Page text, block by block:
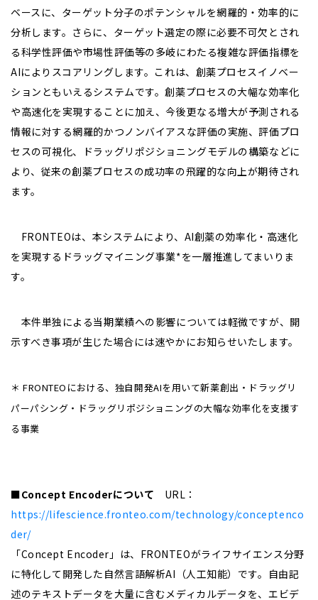
ベースに、ターゲット分子のポテンシャルを網羅的・効率的に
分析します。さらに、ターゲット選定の際に必要不可欠とされ
る科学性評価や市場性評価等の多岐にわたる複雑な評価指標を
AIによりスコアリングします。これは、創薬プロセスイノベー
ションともいえるシステムです。創薬プロセスの大幅な効率化
や高速化を実現することに加え、今後更なる増大が予測される
情報に対する網羅的かつノンバイアスな評価の実施、評価プロ
セスの可視化、ドラッグリポジショニングモデルの構築などに
より、従来の創薬プロセスの成功率の飛躍的な向上が期待され
ます。
FRONTEOは、本システムにより、AI創薬の効率化・高速化
を実現するドラッグマイニング事業*を一層推進してまいりま
す。
本件単独による当期業績への影響については軽微ですが、開
示すべき事項が生じた場合には速やかにお知らせいたします。
＊ FRONTEOにおける、独自開発AIを用いて新薬創出・ドラッグリ
パーパシング・ドラッグリポジショニングの大幅な効率化を支援す
る事業
■Concept Encoderについて URL：
https://lifescience.fronteo.com/technology/conceptenco
der/
「Concept Encoder」は、FRONTEOがライフサイエンス分野
に特化して開発した自然言語解析AI（人工知能）です。自由記
述のテキストデータを大量に含むメディカルデータを、エビデ